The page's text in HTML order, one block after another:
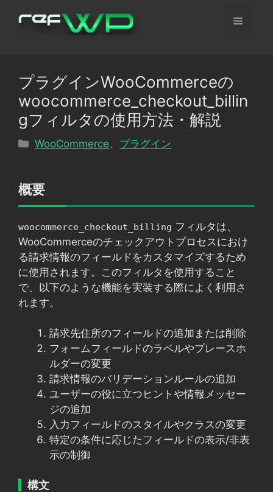
メ
プラグインWooCommerceの
woocommerce_checkout_billin
gフィルタの使用方法・解説
カ
リ
WooCommerce プラグイン
概要
woocommerce_checkout_billing フィルタは、
WooCommerceのチェックアウトプロセスにおけ
る請求情報のフィールドをカスタマイズするため
に使用されます。このフィルタを使用すること
で、以下のような機能を実装する際によく利用さ
れます。
請求先住所のフィールドの追加または削除
フォームフィールドのラベルやプレースホ
ルダーの変更
請求情報のバリデーションルールの追加
ユーザーの役に立つヒントや情報メッセー
ジの追加
入力フィールドのスタイルやクラスの変更
特定の条件に応じたフィールドの表示/非表
示の制御
構文